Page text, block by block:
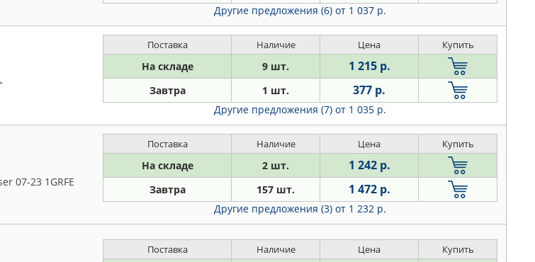
Другие предложения (6) от 1 037 р.
Поставка Наличие Цена Купить
На складе 9 шт. 1 215 р.
Завтра 1 шт. 377 р.
Другие предложения (7) от 1 035 р.
07-23 1GRFE
Поставка Наличие Цена Купить
На складе 2 шт. 1 242 р.
Завтра 157 шт. 1 472 р.
Другие предложения (3) от 1 232 р.
Поставка Наличие Цена Купить